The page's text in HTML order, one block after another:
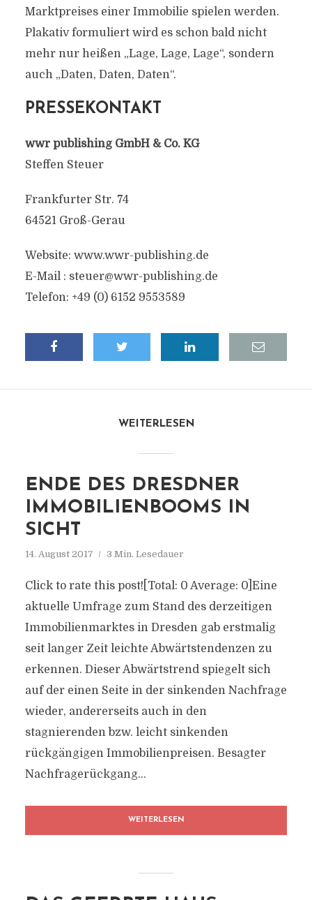
Marktpreises einer Immobilie spielen werden.
Plakativ formuliert wird es schon bald nicht
mehr nur heißen „Lage, Lage, Lage“, sondern
auch „Daten, Daten, Daten“.
PRESSEKONTAKT
wwr publishing GmbH & Co. KG
Steffen Steuer
Frankfurter Str. 74
64521 Groß-Gerau
Website: www.wwr-publishing.de
E-Mail : steuer@wwr-publishing.de
Telefon: +49 (0) 6152 9553589
WEITERLESEN
ENDE DES DRESDNER
IMMOBILIENBOOMS IN
SICHT
14. August 2017 3 Min. Lesedauer
Click to rate this post![Total: 0 Average: 0]Eine
aktuelle Umfrage zum Stand des derzeitigen
Immobilienmarktes in Dresden gab erstmalig
seit langer Zeit leichte Abwärtstendenzen zu
erkennen. Dieser Abwärtstrend spiegelt sich
auf der einen Seite in der sinkenden Nachfrage
wieder, andererseits auch in den
stagnierenden bzw. leicht sinkenden
rückgängigen Immobilienpreisen. Besagter
Nachfragerückgang...
WEITERLESEN